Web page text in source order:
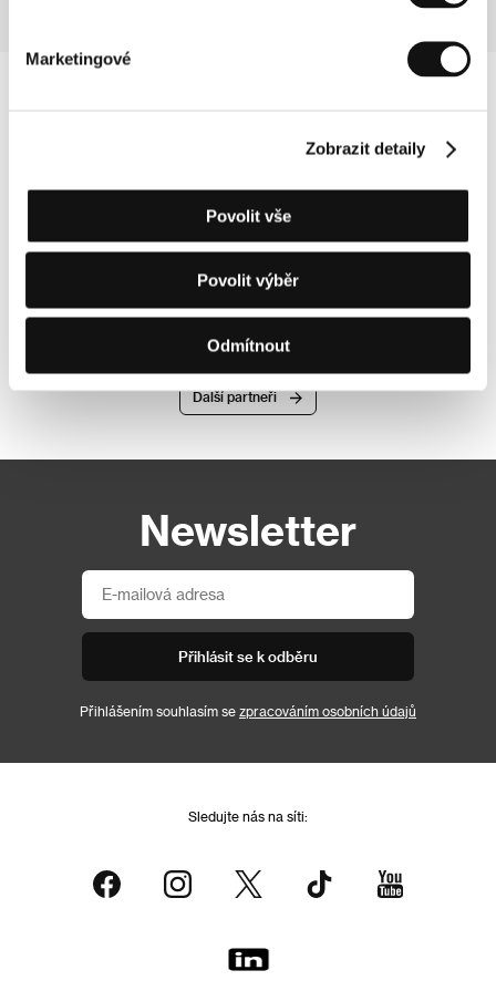
Marketingové
Zobrazit detaily
Povolit vše
Povolit výběr
Odmítnout
Další partneři
Newsletter
Přihlásit se k odběru
Přihlášením souhlasím se zpracováním osobních údajů
Sledujte nás na síti: